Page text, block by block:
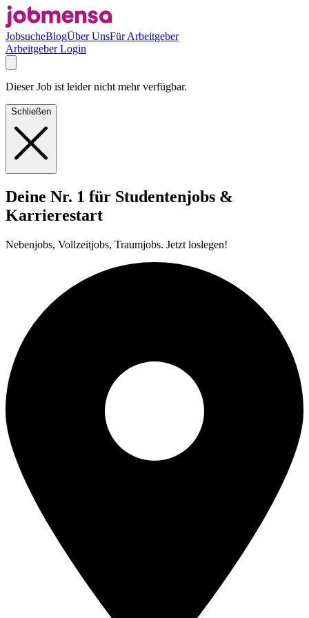
JobsucheBlogÜber UnsFür Arbeitgeber
Arbeitgeber Login
Dieser Job ist leider nicht mehr verfügbar.
Schließen
Deine Nr. 1 für Studentenjobs &
Karrierestart
Nebenjobs, Vollzeitjobs, Traumjobs. Jetzt loslegen!